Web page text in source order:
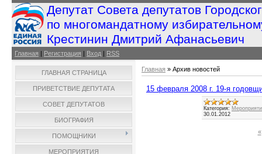
Депутат Совета депутатов
по многомандатному
Крестинин Дмитрий Афанасьевич
Главная | Регистрация | Вход | RSS
ГЛАВНАЯ СТРАНИЦА
ПРИВЕТСТВИЕ ДЕПУТАТА
СОВЕТ ДЕПУТАТОВ
БИОГРАФИЯ
ПОМОЩНИКИ
МЕРОПРИЯТИЯ
Главная » Архив новостей
15 февраля 2008 г. 19-я
Категория:
30.01.2012
«